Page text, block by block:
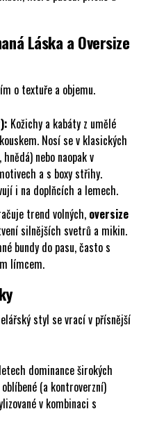
Láska a Oversize
o textuře a objemu.
Kožichy a kabáty z umělé
Nosí se v klasických
nebo naopak v
a s boxy střihy.
i na doplňcích a lemech.
trend volných, oversize
silnějších svetrů a mikin.
bundy do pasu, často s
límcem.
styl se vrací v přísnější
dominance širokých
(a kontroverzní)
v kombinaci s